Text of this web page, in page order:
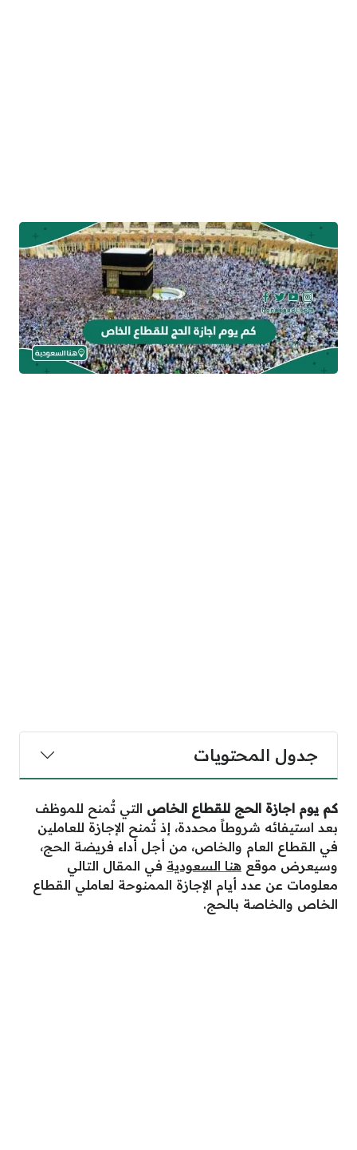
جدول المحتويات
كم يوم اجازة الحج للقطاع الخاص التي تُمنح للموظف
بعد استيفائه شروطاً محددة، إذ تُمنح الإجازة للعاملين
في القطاع العام والخاص، من أجل أداء فريضة الحج،
وسيعرض موقع هنا السعودية في المقال التالي
معلومات عن عدد أيام الإجازة الممنوحة لعاملي القطاع
الخاص والخاصة بالحج.